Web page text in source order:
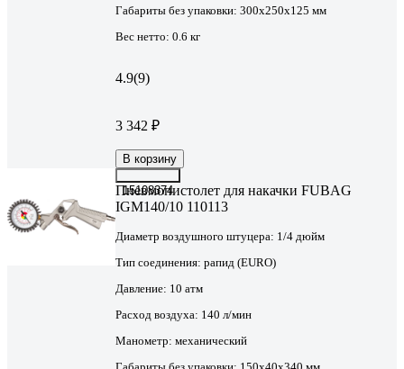
Габариты без упаковки: 300х250х125 мм
Вес нетто: 0.6 кг
4.9(9)
3 342 ₽
В корзину
15108374
Пневмопистолет для накачки FUBAG
IGM140/10 110113
Диаметр воздушного штуцера: 1/4 дюйм
Тип соединения: рапид (EURO)
Давление: 10 атм
Расход воздуха: 140 л/мин
Манометр: механический